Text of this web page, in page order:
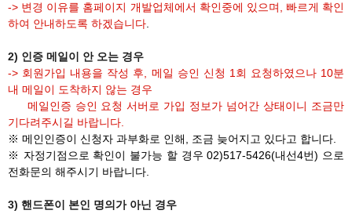
-> 변경 이유를 홈페이지 개발업체에서 확인중에 있으며, 빠르게 확인
하여 안내하도록 하겠습니다
2) 인증 메일이 안 오는 경우
-> 회원가입 내용을 작성 후, 메일 승인 신청 1회 요청하였으나 10분
내 메일이 도착하지 않는 경우
메일인증 승인 요청 서버로 가입 정보가 넘어간 상태이니 조금만
기다려주시길 바랍니다.
※ 메인인증이 신청자 과부화로 인해, 조금 늦어지고 있다고 합니다.
※ 자정기점으로 확인이 불가능 할 경우 02)517-5426(내선4번) 으로
전화문의 해주시기 바랍니다.
3) 핸드폰이 본인 명의가 아닌 경우